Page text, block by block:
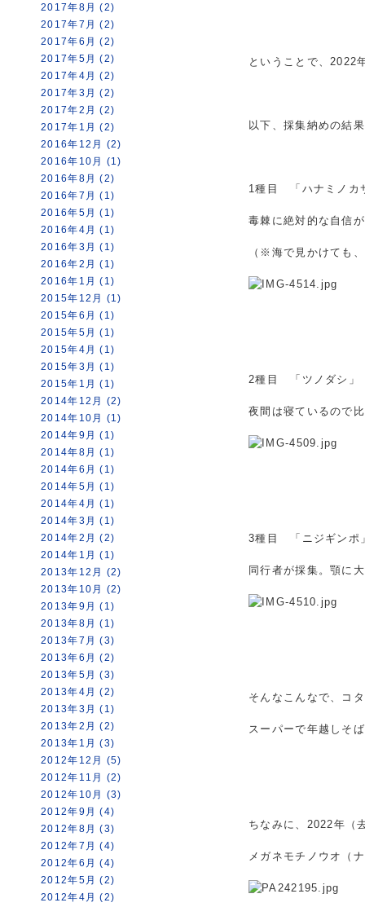
2017年8月 (2)
2017年7月 (2)
2017年6月 (2)
2017年5月 (2)
2017年4月 (2)
2017年3月 (2)
2017年2月 (2)
2017年1月 (2)
2016年12月 (2)
2016年10月 (1)
2016年8月 (2)
2016年7月 (1)
2016年5月 (1)
2016年4月 (1)
2016年3月 (1)
2016年2月 (1)
2016年1月 (1)
2015年12月 (1)
2015年6月 (1)
2015年5月 (1)
2015年4月 (1)
2015年3月 (1)
2015年1月 (1)
2014年12月 (2)
2014年10月 (1)
2014年9月 (1)
2014年8月 (1)
2014年6月 (1)
2014年5月 (1)
2014年4月 (1)
2014年3月 (1)
2014年2月 (2)
2014年1月 (1)
2013年12月 (2)
2013年10月 (2)
2013年9月 (1)
2013年8月 (1)
2013年7月 (3)
2013年6月 (2)
2013年5月 (3)
2013年4月 (2)
2013年3月 (1)
2013年2月 (2)
2013年1月 (3)
2012年12月 (5)
2012年11月 (2)
2012年10月 (3)
2012年9月 (4)
2012年8月 (3)
2012年7月 (4)
2012年6月 (4)
2012年5月 (2)
2012年4月 (2)
ということで、2022
以下、採集納めの結
1種目 「ハナミノカ
毒棘に絶対的な自信
（※海で見かけても
2種目 「ツノダシ」
夜間は寝ているので
3種目 「ニジギンポ
同行者が採集。顎に
そんなこんなで、コ
スーパーで年越しそ
ちなみに、2022年（
メガネモチノウオ（